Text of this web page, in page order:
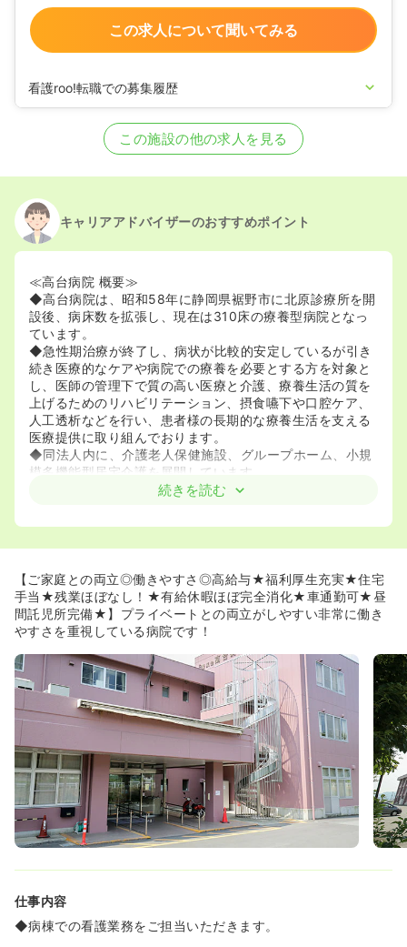
この求人について聞いてみる
看護roo!転職での募集履歴
正看護師の募集を休止
正看護師の募集を開始
2024/11/06正看護師の募集を開始
2024/07/10
2023/03/10正看護師の募集を休止
2020/09/17
この施設の他の求人を見る
キャリアアドバイザーのおすすめポイント
≪高台病院 概要≫
◆高台病院は、昭和58年に静岡県裾野市に北原診療所を開
設後、病床数を拡張し、現在は310床の療養型病院となっ
ています。
◆急性期治療が終了し、病状が比較的安定しているが引き
続き医療的なケアや病院での療養を必要とする方を対象と
し、医師の管理下で質の高い医療と介護、療養生活の質を
上げるためのリハビリテーション、摂食嚥下や口腔ケア、
人工透析などを行い、患者様の長期的な療養生活を支える
医療提供に取り組んでおります。
◆同法人内に、介護老人保健施設、グループホーム、小規
模多機能型居宅介護を展開しています。
◆残業がほとんどなく、毎日しっかりと定時で終業するこ
送迎バスに乗って帰られているそうです♪）で帰られるの
で、自分の時間を沢山作り、プライベートを充実させるこ
とも可能です。
◆ほとんどの職場スタッフは家庭第一で働いており、職場
の突発的な発熱や家庭の事情があった際にも、協力してカ
バーできる体制を整えております。
◆年齢の高い方やブランクのある方も活躍しています。
◆職員の働きやすさを重視しているため、正職員の離職率
は10％と非常に低くなっています♪
≪子育てとの両立が叶う病院です≫
◆24時間 利用可能な託児所を病院に併設しています。そ
のため、お子様のいらっしゃる方でも子育てと両立しなが
ら働くことが可能です。
◆女性の育休・復職率は100％となっており、組織風土と
して女性の働きやすさが整っています。近年では男性職員
への制度取得を推奨しております。
がらご自身のキャリアもしっかり応援してくれる風土が根
付いています。
◆現在、高台病院では女性が院長を務めています。院長自
続きを読む
【ご家庭との両立◎働きやすさ◎高給与★福利厚生充実★住宅
手当★残業ほぼなし！★有給休暇ほぼ完全消化★車通勤可★昼
間託児所完備★】プライベートとの両立がしやすい非常に働き
やすさを重視している病院です！
仕事内容
◆病棟での看護業務をご担当いただきます。